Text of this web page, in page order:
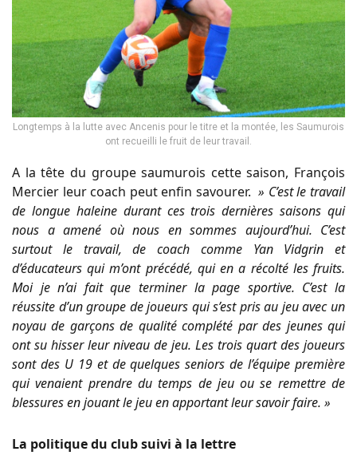
Longtemps à la lutte avec Ancenis pour le titre et la montée, les Saumurois
ont recueilli le fruit de leur travail.
A la tête du groupe saumurois cette saison, François
Mercier leur coach peut enfin savourer. » C’est le travail
de longue haleine durant ces trois dernières saisons qui
nous a amené où nous en sommes aujourd’hui. C’est
surtout le travail, de coach comme Yan Vidgrin et
d’éducateurs qui m’ont précédé, qui en a récolté les fruits.
Moi je n’ai fait que terminer la page sportive. C’est la
réussite d’un groupe de joueurs qui s’est pris au jeu avec un
noyau de garçons de qualité complété par des jeunes qui
ont su hisser leur niveau de jeu. Les trois quart des joueurs
sont des U 19 et de quelques seniors de l’équipe première
qui venaient prendre du temps de jeu ou se remettre de
blessures en jouant le jeu en apportant leur savoir faire. »
La politique du club suivi à la lettre